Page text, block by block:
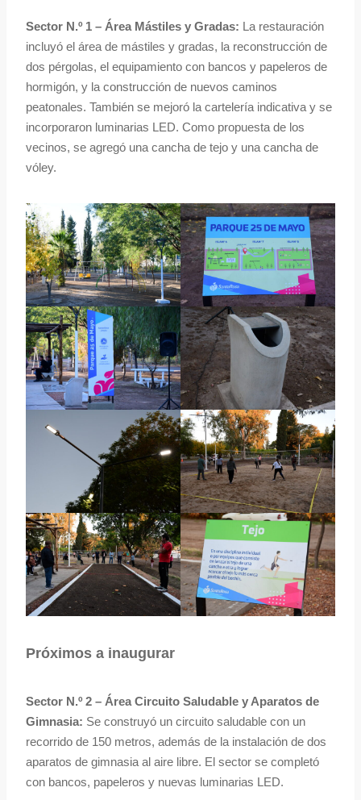
Sector N.º 1 – Área Mástiles y Gradas: La restauración
incluyó el área de mástiles y gradas, la reconstrucción de
dos pérgolas, el equipamiento con bancos y papeleros de
hormigón, y la construcción de nuevos caminos
peatonales. También se mejoró la cartelería indicativa y se
incorporaron luminarias LED. Como propuesta de los
vecinos, se agregó una cancha de tejo y una cancha de
vóley.
Próximos a inaugurar
Sector N.º 2 – Área Circuito Saludable y Aparatos de
Gimnasia: Se construyó un circuito saludable con un
recorrido de 150 metros, además de la instalación de dos
aparatos de gimnasia al aire libre. El sector se completó
con bancos, papeleros y nuevas luminarias LED.